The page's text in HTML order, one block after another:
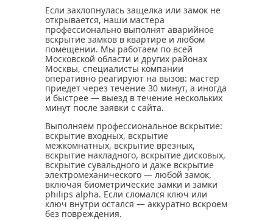
Если захлопнулась защелка или замок не
открывается, наши мастера
профессионально выполнят аварийное
вскрытие замков в квартире и любом
помещении. Мы работаем по всей
Московской области и других районах
Москвы, специалисты компании
оперативно реагируют на вызов: мастер
приедет через течение 30 минут, а иногда
и быстрее — выезд в течение нескольких
минут после заявки с сайта.
Выполняем профессиональное вскрытие:
вскрытие входных, вскрытие
межкомнатных, вскрытие врезных,
вскрытие накладного, вскрытие дисковых,
вскрытие сувальдного и даже вскрытие
электромеханического — любой замок,
включая биометрические замки и замки
philips alpha. Если сломался ключ или
ключ внутри остался — аккуратно вскроем
без повреждения.